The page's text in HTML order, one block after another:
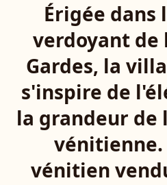
Érigée
verdoyant de
Gardes, la
s'inspire de
la grandeur
vénitienne.
vénitien